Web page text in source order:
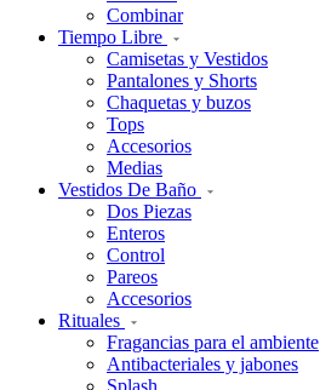
Combinar
Tiempo Libre
Camisetas y Vestidos
Pantalones y Shorts
Chaquetas y buzos
Tops
Accesorios
Medias
Vestidos De Baño
Dos Piezas
Enteros
Control
Pareos
Accesorios
Rituales
Fragancias para el ambiente
Antibacteriales y jabones
Splash